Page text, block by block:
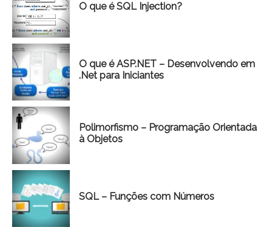
O que é SQL Injection?
O que é ASP.NET – Desenvolvendo em
.Net para Iniciantes
Polimorfismo – Programação Orientada
à Objetos
SQL – Funções com Números